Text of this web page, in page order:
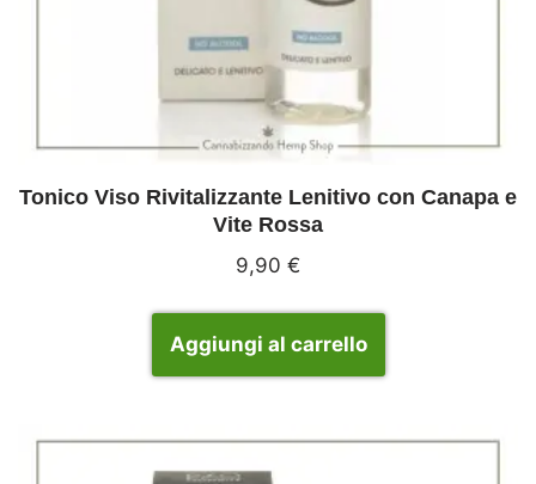
Tonico Viso Rivitalizzante Lenitivo con Canapa e
Vite Rossa
9,90 €
Aggiungi al carrello